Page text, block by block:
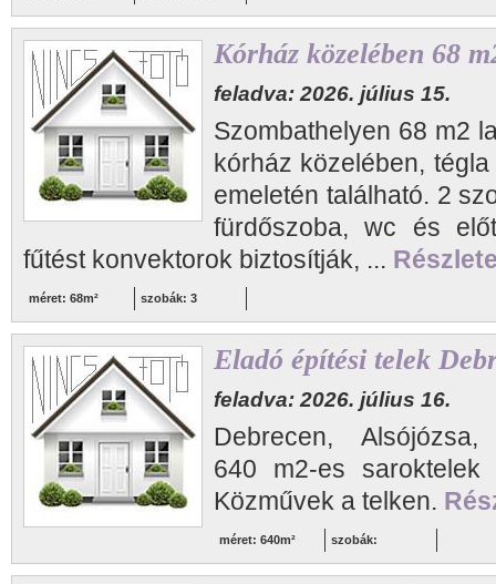
Kórház közelében 68
feladva: 2026. július 15.
Szombathelyen 68 m2
kórház közelében,
emeletén található. 2
fürdőszoba, wc és
fűtést konvektorok biztosítják, ...
méret: 68m² szobák: 3
Eladó építési telek
feladva: 2026. július 16.
Debrecen, Alsójózsa,
640 m2-es saroktelek
Közművek a telken.
méret: 640m² szobák: